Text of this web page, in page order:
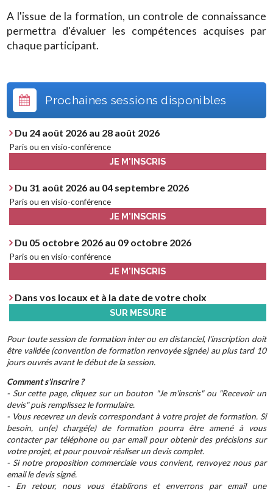
A l'issue de la formation, un controle de connaissance
permettra d'évaluer les compétences acquises par
chaque participant.
Prochaines sessions disponibles
Du 24 août 2026 au 28 août 2026
Paris ou en visio-conférence
JE M'INSCRIS
Du 31 août 2026 au 04 septembre 2026
Paris ou en visio-conférence
JE M'INSCRIS
Du 05 octobre 2026 au 09 octobre 2026
Paris ou en visio-conférence
JE M'INSCRIS
Dans vos locaux et à la date de votre choix
SUR MESURE
Pour toute session de formation inter ou en distanciel, l'inscription doit
être validée (convention de formation renvoyée signée) au plus tard 10
jours ouvrés avant le début de la session.
Comment s'inscrire ?
- Sur cette page, cliquez sur un bouton "Je m'inscris" ou "Recevoir un
devis" puis remplissez le formulaire.
- Vous recevrez un devis correspondant à votre projet de formation. Si
besoin, un(e) chargé(e) de formation pourra être amené à vous
contacter par téléphone ou par email pour obtenir des précisions sur
votre projet, et pour pouvoir réaliser un devis complet.
- Si notre proposition commerciale vous convient, renvoyez nous par
email le devis signé.
- En retour, nous vous établirons et enverrons par email une